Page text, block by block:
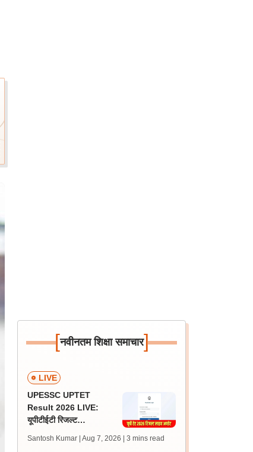
[नवीनतम शिक्षा समाचार]
LIVE
UPESSC UPTET
Result 2026 LIVE:
यूपीटीईटी रिजल्ट
जल्द, जानें लेटेस्ट अपडेट,
Santosh Kumar | Aug 7, 2026 | 3 mins read